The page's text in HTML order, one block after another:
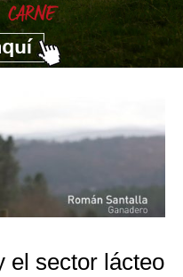
el sector lácteo